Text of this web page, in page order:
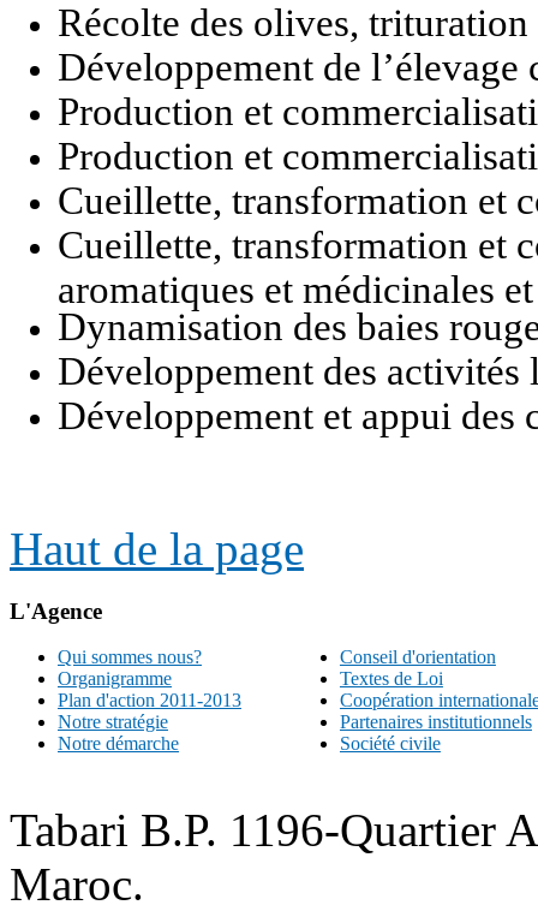
Récolte des olives,
Développement de
Production et
Production et
Cueillette, transformation et
Cueillette, transformation et
aromatiques et médicinales
Dynamisation des baies
Développement des activités
Développement et appui des
Haut de la page
L'Agence
Qui sommes nous?
Organigramme
Plan d'action 2011-2013
Notre stratégie
Notre démarche
Conseil d'orientation
Textes de Loi
Coopération
Partenaires institutionnels
Société civile
Tabari B.P. 1196-Quartier
Maroc.